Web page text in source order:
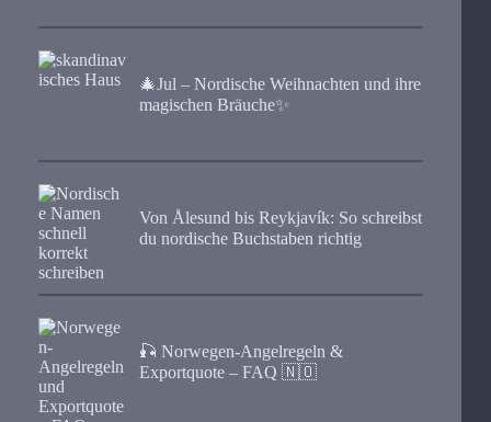
🎄Jul – Nordische Weihnachten und ihre
magischen Bräuche✨
Von Ålesund bis Reykjavík: So schreibst
du nordische Buchstaben richtig
🎣 Norwegen-Angelregeln &
Exportquote – FAQ 🇳🇴